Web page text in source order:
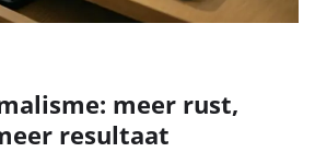
meer rust,
resultaat